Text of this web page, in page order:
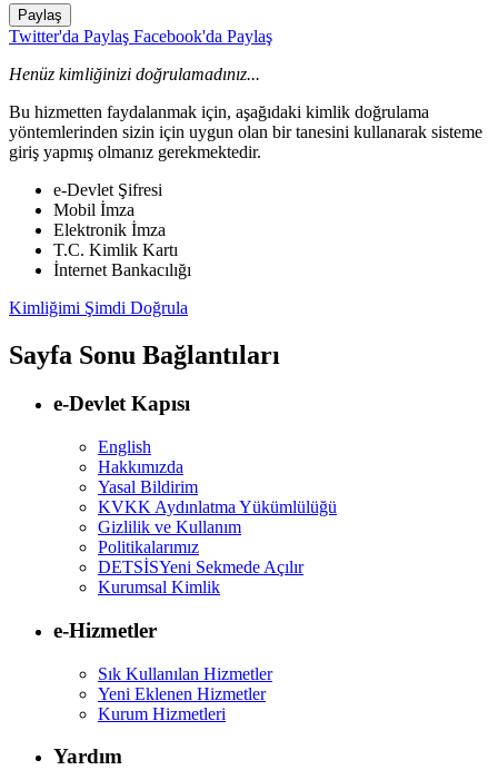
Paylaş
Twitter'da Paylaş Facebook'da Paylaş
Henüz kimliğinizi doğrulamadınız...
Bu hizmetten faydalanmak için, aşağıdaki kimlik doğrulama
yöntemlerinden sizin için uygun olan bir tanesini kullanarak sisteme
giriş yapmış olmanız gerekmektedir.
e-Devlet Şifresi
Mobil İmza
Elektronik İmza
T.C. Kimlik Kartı
İnternet Bankacılığı
Kimliğimi Şimdi Doğrula
Sayfa Sonu Bağlantıları
e-Devlet Kapısı
English
Hakkımızda
Yasal Bildirim
KVKK Aydınlatma Yükümlülüğü
Gizlilik ve Kullanım
Politikalarımız
DETSİSYeni Sekmede Açılır
Kurumsal Kimlik
e-Hizmetler
Sık Kullanılan Hizmetler
Yeni Eklenen Hizmetler
Kurum Hizmetleri
Yardım